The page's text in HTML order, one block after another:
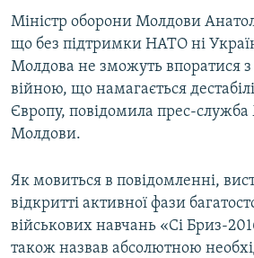
пошуку
ІНТЕРВ'Ю
ВСЕ ЗА ДЕНЬ
СПЕЦПРОЕКТИ
ДЕПОРТАЦІЯ
СВІДЧЕННЯ ОКУПАЦІЇ
УКРАЇНСЬКА ПРОБЛЕМА КРИМУ
ІНФОГРАФІКА
ЯК ОБІЙТИ БЛОКУВАННЯ
Qırımtatar
ДОЛУЧАЙСЯ!
Міністр оборони Молдови
що без підтримки НАТО ні
Молдова не зможуть впоратися
війною, що намагається
Європу, повідомила прес-
Молдови.
Як мовиться в повідомленні,
відкритті активної фази
військових навчань «Сі Бриз-
також назвав абсолютною